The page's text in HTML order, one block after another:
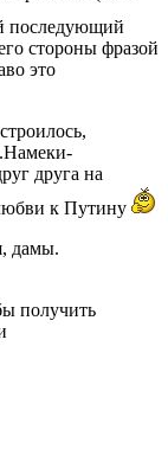
последующий
стороны фразой
это
друга на
к Путину
дамы.
получить